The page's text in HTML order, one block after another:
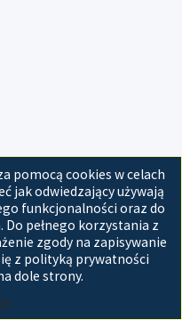
pomocą cookies w celach
jak odwiedzający używają
funkcjonalności oraz do
pełnego korzystania z
zgody na zapisywanie
z polityką prywatności
dole strony.